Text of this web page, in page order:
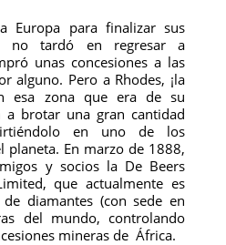
Europa para finalizar sus
no tardó en regresar a
unas concesiones a las
alguno. Pero a Rhodes, ¡la
esa zona que era de su
a brotar una gran cantidad
en uno de los
planeta. En marzo de 1888,
y socios la De Beers
que actualmente es
diamantes (con sede en
del mundo, controlando
mineras de África.